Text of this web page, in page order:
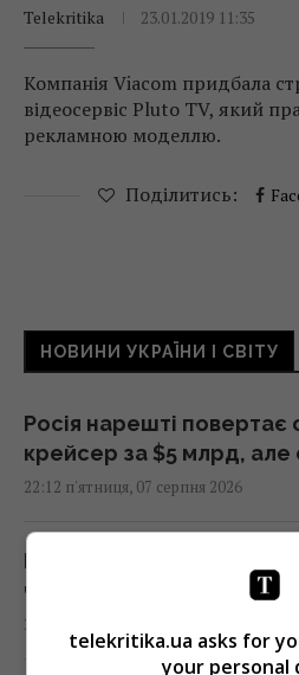
Telekritika
23.01.2019 11:35
Компанія Viacom придбала
відеосервіс Pluto TV, який
рекламною моделлю.
Поділитись:
НОВИНИ УКРАЇНИ І СВІТУ
Росія нарешті повертає
крейсер за $5 млрд,
22:12 п'ятниця, 07 серпня 2026
Росія збирається
частину Грузії, - країни
22:01 п'ятниця, 07 серпня 2026
telekritika.ua asks for
your personal